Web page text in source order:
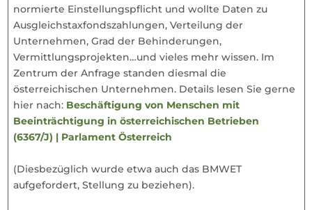
normierte Einstellungspflicht und wollte Daten zu
Ausgleichstaxfondszahlungen, Verteilung der
Unternehmen, Grad der Behinderungen,
Vermittlungsprojekten…und vieles mehr wissen. Im
Zentrum der Anfrage standen diesmal die
österreichischen Unternehmen. Details lesen Sie gerne
hier nach: Beschäftigung von Menschen mit
Beeinträchtigung in österreichischen Betrieben
(6367/J) | Parlament Österreich
(Diesbezüglich wurde etwa auch das BMWET
aufgefordert, Stellung zu beziehen).